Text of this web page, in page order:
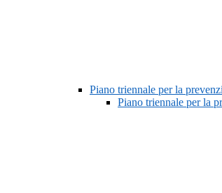
Piano triennale per la
Piano triennale per la